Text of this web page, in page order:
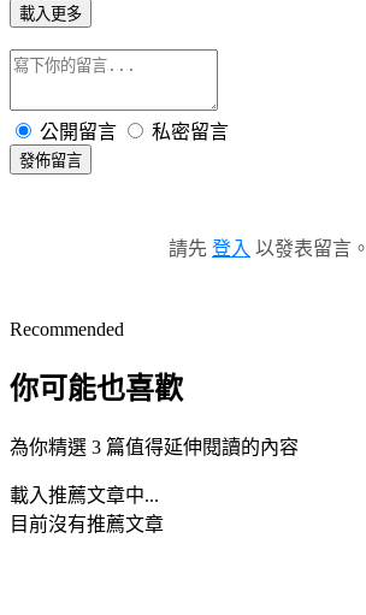
載入更多
公開留言 私密留言
發佈留言
請先 登入 以發表留言。
Recommended
你可能也喜歡
為你精選 3 篇值得延伸閱讀的內容
載入推薦文章中...
目前沒有推薦文章